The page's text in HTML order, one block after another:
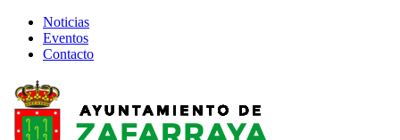
Noticias
Eventos
Contacto